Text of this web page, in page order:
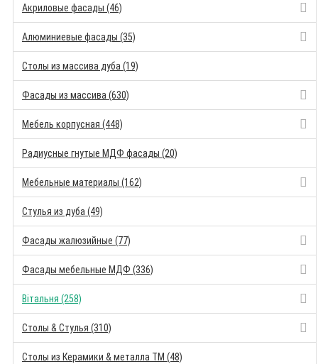
Акриловые фасады (46)
Алюминиевые фасады (35)
Столы из массива дуба (19)
Фасады из массива (630)
Мебель корпусная (448)
Радиусные гнутые МДФ фасады (20)
Мебельные материалы (162)
Стулья из дуба (49)
Фасады жалюзийные (77)
Фасады мебельные МДФ (336)
Вітальня (258)
Столы & Стулья (310)
Столы из Керамики & металла TM (48)